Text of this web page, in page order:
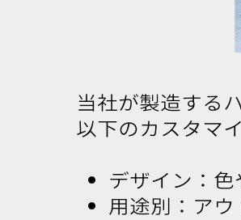
当社が製造する
以下のカスタマ
デザイン：
用途別：ア